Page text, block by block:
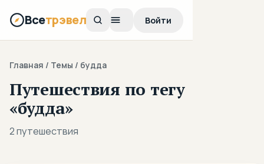
Всетрэвел Войти
Главная / Темы / будда
Путешествия по тегу
«будда»
2 путешествия